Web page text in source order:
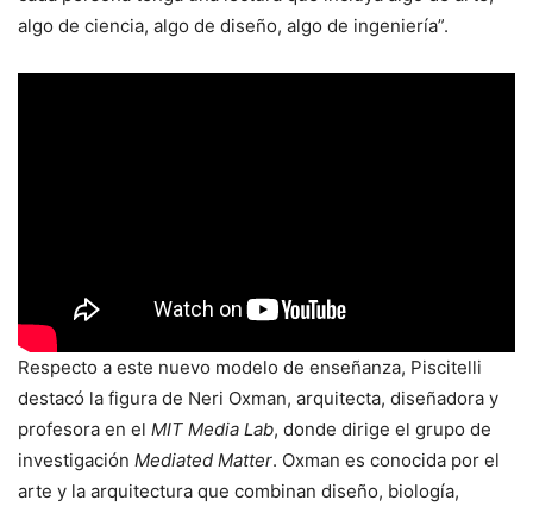
algo de ciencia, algo de diseño, algo de ingeniería”.
Respecto a este nuevo modelo de enseñanza, Piscitelli
destacó la figura de Neri Oxman, arquitecta, diseñadora y
profesora en el MIT Media Lab, donde dirige el grupo de
investigación Mediated Matter. Oxman es conocida por el
arte y la arquitectura que combinan diseño, biología,